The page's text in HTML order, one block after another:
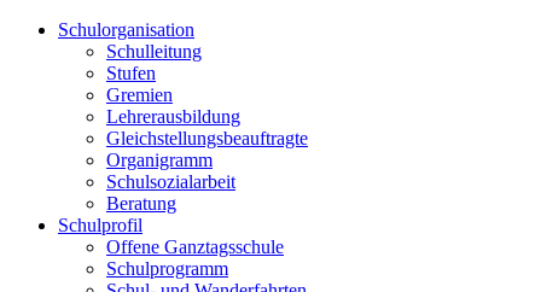
Schulorganisation
Schulleitung
Stufen
Gremien
Lehrerausbildung
Gleichstellungsbeauftragte
Organigramm
Schulsozialarbeit
Beratung
Schulprofil
Offene Ganztagsschule
Schulprogramm